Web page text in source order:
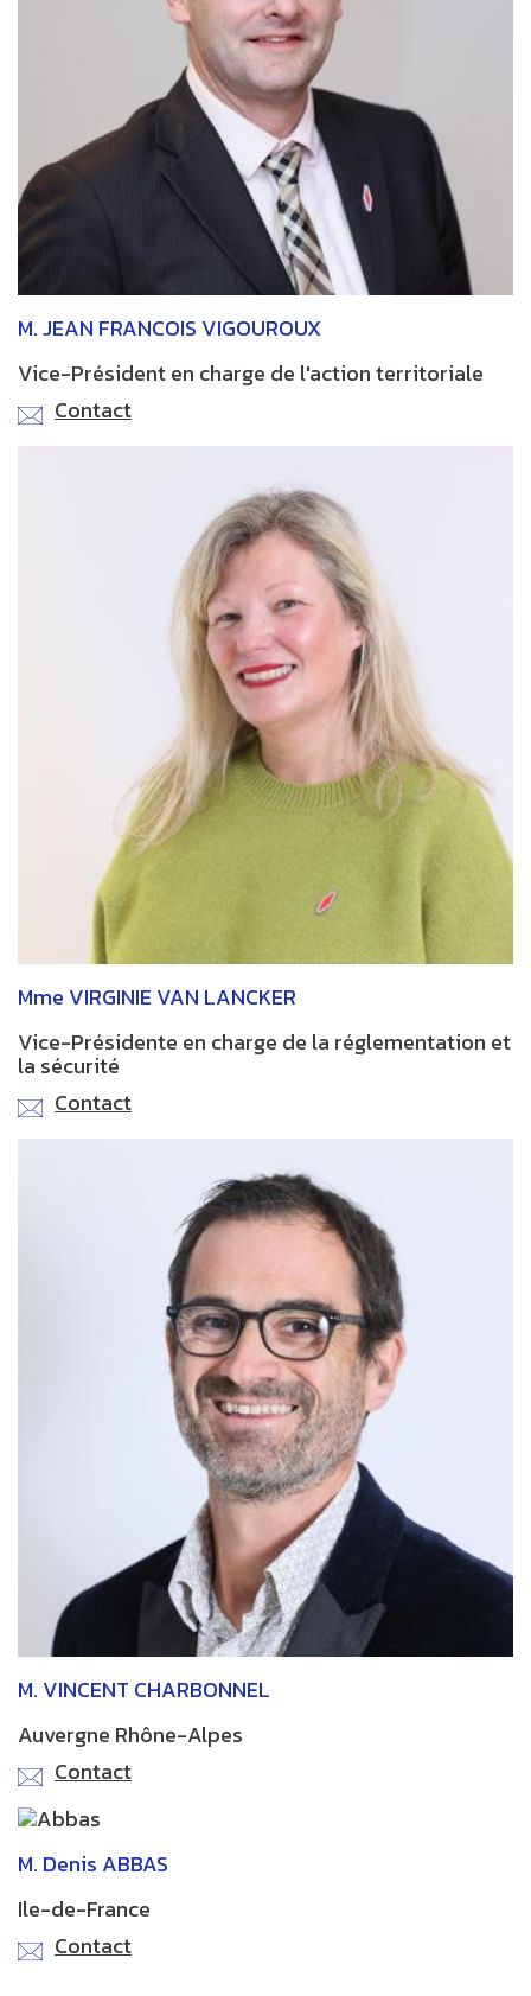
M. JEAN FRANCOIS VIGOUROUX
Vice-Président en charge de l'action territoriale
Contact
Mme VIRGINIE VAN LANCKER
Vice-Présidente en charge de la réglementation et
la sécurité
Contact
M. VINCENT CHARBONNEL
Auvergne Rhône-Alpes
Contact
M. Denis ABBAS
Ile-de-France
Contact